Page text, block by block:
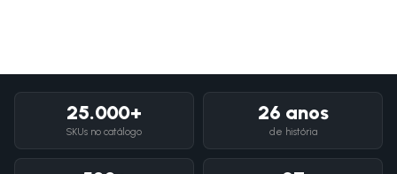
25.000+
SKUs no catálogo
26 anos
de história